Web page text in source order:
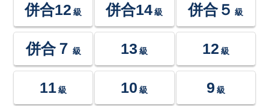
併合12 級 併合14 級 併合５ 級
併合７ 級 13 級 12 級
11 級 10 級 9 級